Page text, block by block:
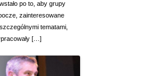
po to, aby grupy
zainteresowane
tematami,
[…]